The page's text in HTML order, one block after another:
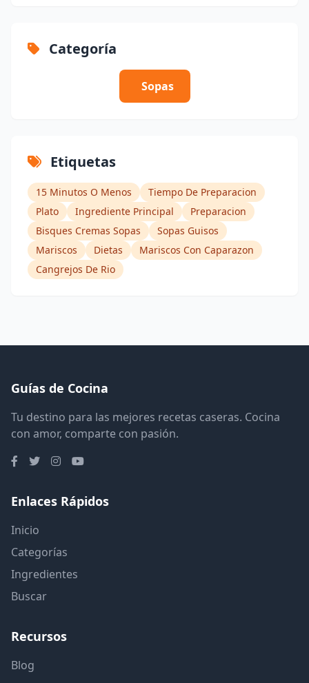
Categoría
Sopas
Etiquetas
15 Minutos O Menos
Tiempo De Preparacion
Plato
Ingrediente Principal
Preparacion
Bisques Cremas Sopas
Sopas Guisos
Mariscos
Dietas
Mariscos Con Caparazon
Cangrejos De Rio
Guías de Cocina
Tu destino para las mejores recetas caseras. Cocina
con amor, comparte con pasión.
Enlaces Rápidos
Inicio
Categorías
Ingredientes
Buscar
Recursos
Blog